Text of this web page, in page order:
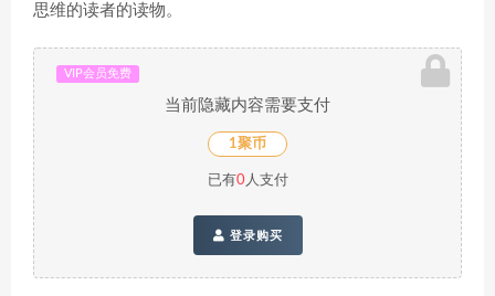
思维的读者的读物。
VIP会员免费
当前隐藏内容需要支付
1聚币
已有0人支付
登录购买